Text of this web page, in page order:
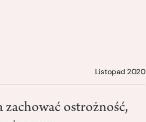
Listopad 2020
ostrożność,